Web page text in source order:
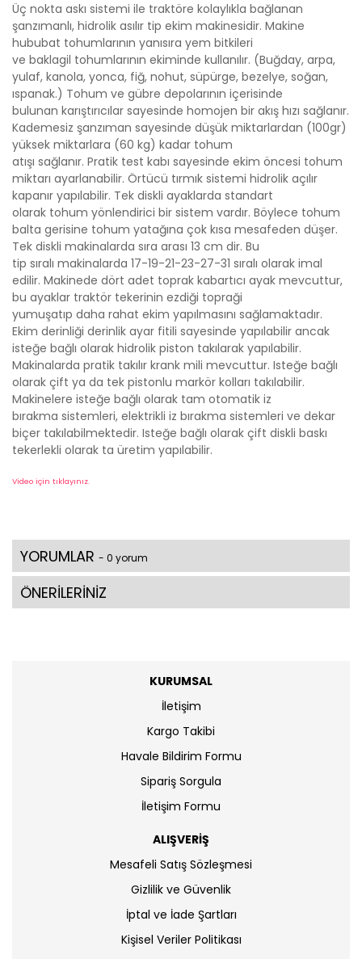
Üç nokta askı sistemi ile traktöre kolaylıkla bağlanan
şanzımanlı, hidrolik asılır tip ekim makinesidir. Makine
hububat tohumlarının yanısıra yem bitkileri
ve baklagil tohumlarının ekiminde kullanılır. (Buğday, arpa,
yulaf, kanola, yonca, fiğ, nohut, süpürge, bezelye, soğan,
ıspanak.) Tohum ve gübre depolarının içerisinde
bulunan karıştırıcılar sayesinde homojen bir akış hızı sağlanır.
Kademesiz şanzıman sayesinde düşük miktarlardan (100gr)
yüksek miktarlara (60 kg) kadar tohum
atışı sağlanır. Pratik test kabı sayesinde ekim öncesi tohum
miktarı ayarlanabilir. Örtücü tırmık sistemi hidrolik açılır
kapanır yapılabilir. Tek diskli ayaklarda standart
olarak tohum yönlendirici bir sistem vardır. Böylece tohum
balta gerisine tohum yatağına çok kısa mesafeden düşer.
Tek diskli makinalarda sıra arası 13 cm dir. Bu
tip sıralı makinalarda 17-19-21-23-27-31 sıralı olarak imal
edilir. Makinede dört adet toprak kabartıcı ayak mevcuttur,
bu ayaklar traktör tekerinin ezdiği topraği
yumuşatıp daha rahat ekim yapılmasını sağlamaktadır.
Ekim derinliği derinlik ayar fitili sayesinde yapılabilir ancak
isteğe bağlı olarak hidrolik piston takılarak yapılabilir.
Makinalarda pratik takılır krank mili mevcuttur. Isteğe bağlı
olarak çift ya da tek pistonlu markör kolları takılabilir.
Makinelere isteğe bağlı olarak tam otomatik iz
bırakma sistemleri, elektrikli iz bırakma sistemleri ve dekar
biçer takılabilmektedir. Isteğe bağlı olarak çift diskli baskı
tekerlekli olarak ta üretim yapılabilir.
Video için tıklayınız.
YORUMLAR - 0 yorum
ÖNERİLERİNİZ
KURUMSAL
İletişim
Kargo Takibi
Havale Bildirim Formu
Sipariş Sorgula
İletişim Formu
ALIŞVERİŞ
Mesafeli Satış Sözleşmesi
Gizlilik ve Güvenlik
İptal ve İade Şartları
Kişisel Veriler Politikası